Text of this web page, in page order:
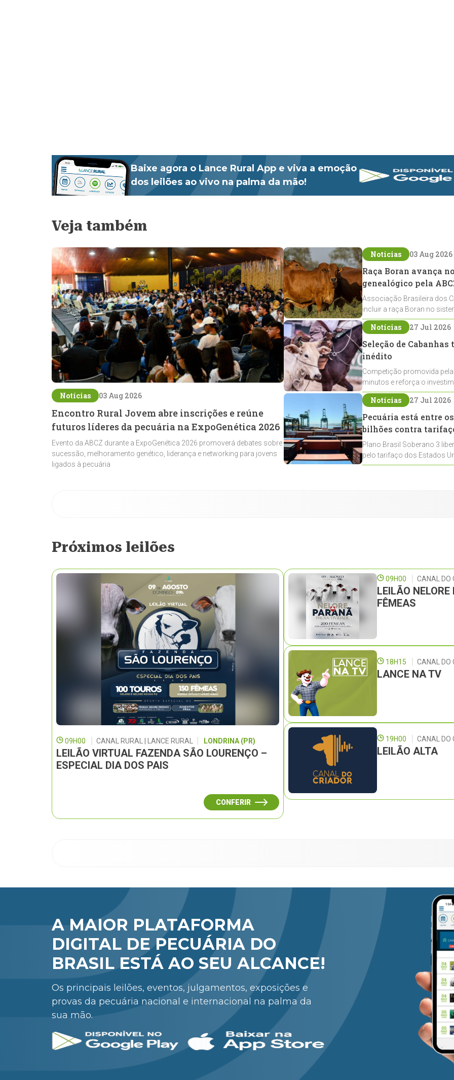
Baixe agora o Lance Rural App e viva a emoção
dos leilões ao vivo na palma da mão!
Veja também
Notícias 03 Aug 2026
Encontro Rural Jovem abre inscrições e reúne
futuros líderes da pecuária na ExpoGenética 2026
Evento da ABCZ durante a ExpoGenética 2026 promoverá debates sobre
sucessão, melhoramento genético, liderança e networking para jovens
ligados à pecuária
Notícias 03 Aug 2026
Raça Boran avança
genealógico pela
Associação Brasileira dos
incluir a raça Boran no
expansão na pecuária
Notícias 27 Jul 2026
Seleção de
inédito
Competição promovida
minutos e reforça o
Crioulos voltados ao laço
Notícias 27 Jul 2026
Pecuária está entre
bilhões contra
Plano Brasil Soberano 3
pelo tarifaço dos Estados
contemplados
Próximos leilões
09H00 CANAL RURAL | LANCE RURAL LONDRINA (PR)
LEILÃO VIRTUAL FAZENDA SÃO LOURENÇO –
ESPECIAL DIA DOS PAIS
CONFERIR
09H00 CANAL DO
LEILÃO
FÊMEAS
18H15 CANAL DO
LANCE NA TV
19H00 CANAL DO
LEILÃO ALTA
A MAIOR PLATAFORMA
DIGITAL DE PECUÁRIA DO
BRASIL ESTÁ AO SEU ALCANCE!
Os principais leilões, eventos, julgamentos, exposições e
provas da pecuária nacional e internacional na palma da
sua mão.